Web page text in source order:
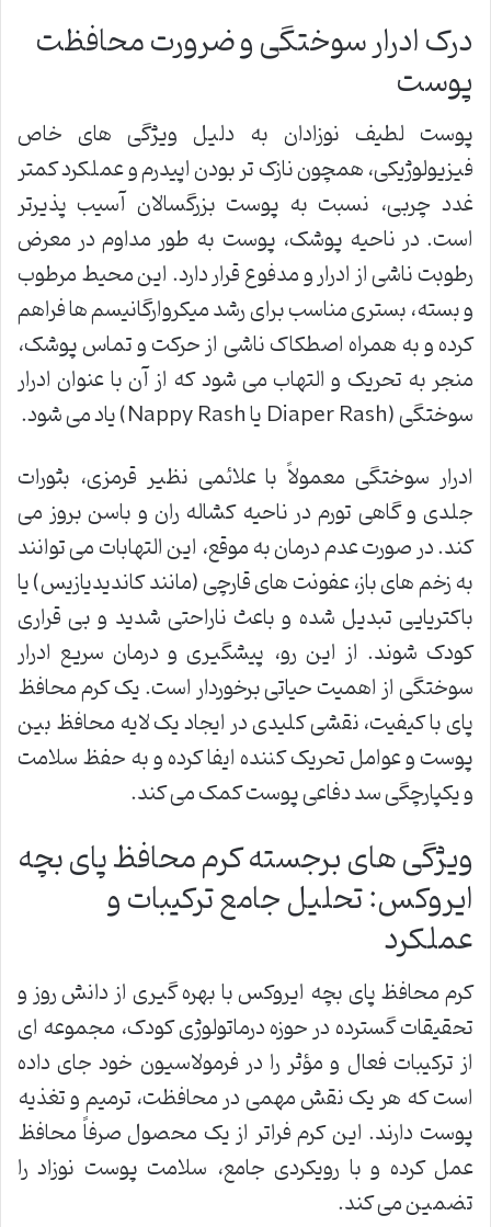
درک ادرار سوختگی و ضرورت محافظت
پوست
پوست لطیف نوزادان به دلیل ویژگی های خاص
فیزیولوژیکی، همچون نازک تر بودن اپیدرم و عملکرد کمتر
غدد چربی، نسبت به پوست بزرگسالان آسیب پذیرتر
است. در ناحیه پوشک، پوست به طور مداوم در معرض
رطوبت ناشی از ادرار و مدفوع قرار دارد. این محیط مرطوب
و بسته، بستری مناسب برای رشد میکروارگانیسم ها فراهم
کرده و به همراه اصطکاک ناشی از حرکت و تماس پوشک،
منجر به تحریک و التهاب می شود که از آن با عنوان ادرار
سوختگی (Diaper Rash یا Nappy Rash) یاد می شود.
ادرار سوختگی معمولاً با علائمی نظیر قرمزی، بثورات
جلدی و گاهی تورم در ناحیه کشاله ران و باسن بروز می
کند. در صورت عدم درمان به موقع، این التهابات می توانند
به زخم های باز، عفونت های قارچی (مانند کاندیدیازیس) یا
باکتریایی تبدیل شده و باعث ناراحتی شدید و بی قراری
کودک شوند. از این رو، پیشگیری و درمان سریع ادرار
سوختگی از اهمیت حیاتی برخوردار است. یک کرم محافظ
پای با کیفیت، نقشی کلیدی در ایجاد یک لایه محافظ بین
پوست و عوامل تحریک کننده ایفا کرده و به حفظ سلامت
و یکپارچگی سد دفاعی پوست کمک می کند.
ویژگی های برجسته کرم محافظ پای بچه
ایروکس: تحلیل جامع ترکیبات و
عملکرد
کرم محافظ پای بچه ایروکس با بهره گیری از دانش روز و
تحقیقات گسترده در حوزه درماتولوژی کودک، مجموعه ای
از ترکیبات فعال و مؤثر را در فرمولاسیون خود جای داده
است که هر یک نقش مهمی در محافظت، ترمیم و تغذیه
پوست دارند. این کرم فراتر از یک محصول صرفاً محافظ
عمل کرده و با رویکردی جامع، سلامت پوست نوزاد را
تضمین می کند.